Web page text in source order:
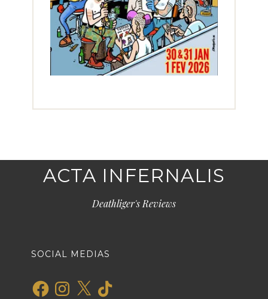
ACTA INFERNALIS
Deathliger's Reviews
SOCIAL MEDIAS
FacebookInstagram
X TikTok